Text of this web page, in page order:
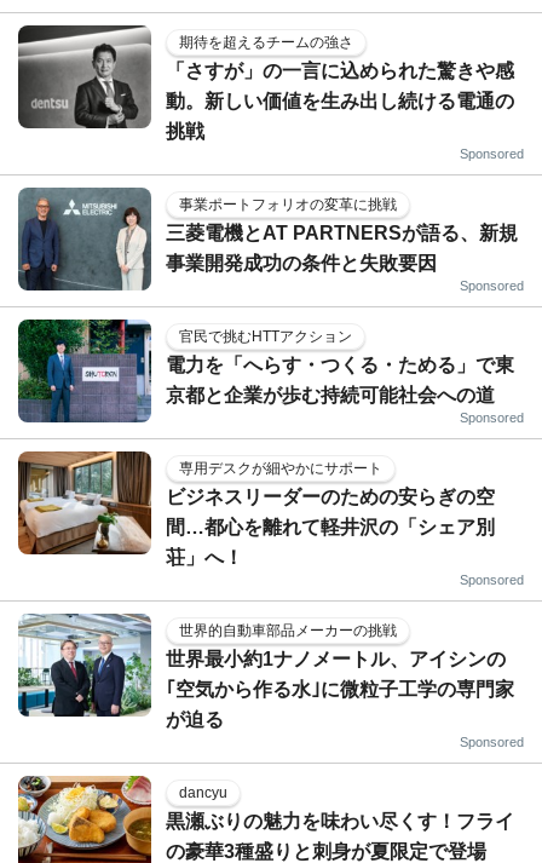
期待を超えるチームの強さ
「さすが」の一言に込められた驚きや感
動。新しい価値を生み出し続ける電通の
挑戦
Sponsored
事業ポートフォリオの変革に挑戦
三菱電機とAT PARTNERSが語る、新規
事業開発成功の条件と失敗要因
Sponsored
官民で挑むHTTアクション
電力を「へらす・つくる・ためる」で東
京都と企業が歩む持続可能社会への道
Sponsored
専用デスクが細やかにサポート
ビジネスリーダーのための安らぎの空
間…都心を離れて軽井沢の「シェア別
荘」へ！
Sponsored
世界的自動車部品メーカーの挑戦
世界最小約1ナノメートル、アイシンの
｢空気から作る水｣に微粒子工学の専門家
が迫る
Sponsored
dancyu
黒瀬ぶりの魅力を味わい尽くす！フライ
の豪華3種盛りと刺身が夏限定で登場